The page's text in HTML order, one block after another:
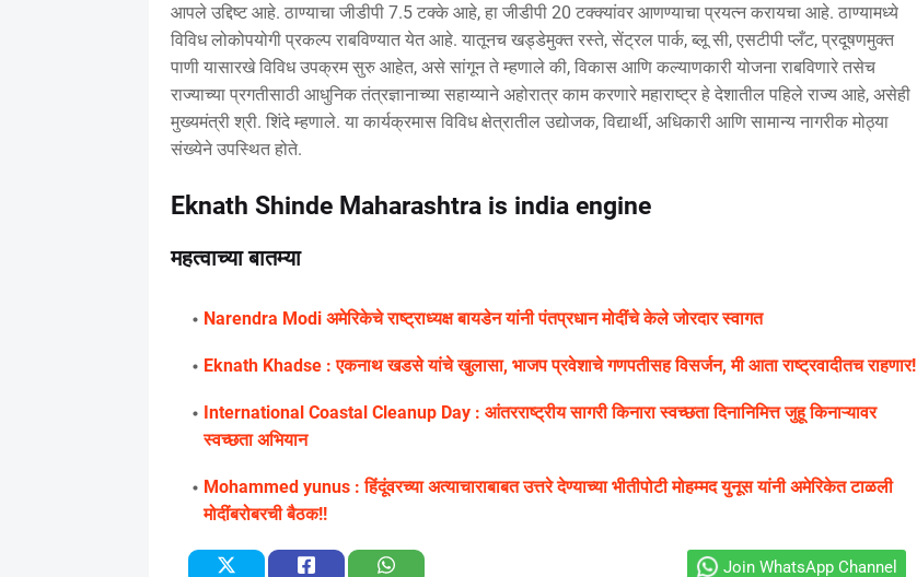
आपले उद्दिष्ट आहे. ठाण्याचा जीडीपी 7.5 टक्के आहे, हा जीडीपी 20 टक्क्यांवर आणण्याचा प्रयत्न करायचा आहे. ठाण्यामध्ये
विविध लोकोपयोगी प्रकल्प राबविण्यात येत आहे. यातूनच खड्डेमुक्त रस्ते, सेंट्रल पार्क, ब्लू सी, एसटीपी प्लँट, प्रदूषणमुक्त
पाणी यासारखे विविध उपक्रम सुरु आहेत, असे सांगून ते म्हणाले की, विकास आणि कल्याणकारी योजना राबविणारे तसेच
राज्याच्या प्रगतीसाठी आधुनिक तंत्रज्ञानाच्या सहाय्याने अहोरात्र काम करणारे महाराष्ट्र हे देशातील पहिले राज्य आहे, असेही
मुख्यमंत्री श्री. शिंदे म्हणाले. या कार्यक्रमास विविध क्षेत्रातील उद्योजक, विद्यार्थी, अधिकारी आणि सामान्य नागरीक मोठ्या
संख्येने उपस्थित होते.
Eknath Shinde Maharashtra is india engine
महत्वाच्या बातम्या
Narendra Modi अमेरिकेचे राष्ट्राध्यक्ष बायडेन यांनी पंतप्रधान मोदींचे केले जोरदार स्वागत
Eknath Khadse : एकनाथ खडसे यांचे खुलासा, भाजप प्रवेशाचे गणपतीसह विसर्जन, मी आता राष्ट्रवादीतच राहणार!
International Coastal Cleanup Day : आंतरराष्ट्रीय सागरी किनारा स्वच्छता दिनानिमित्त जुहू किनाऱ्यावर
स्वच्छता अभियान
Mohammed yunus : हिंदूंवरच्या अत्याचाराबाबत उत्तरे देण्याच्या भीतीपोटी मोहम्मद युनूस यांनी अमेरिकेत टाळली
मोदींबरोबरची बैठक!!
Join WhatsApp Channel